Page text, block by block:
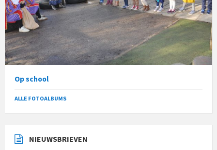
Op school
ALLE FOTOALBUMS
NIEUWSBRIEVEN